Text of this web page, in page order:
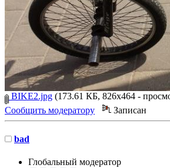
BIKE2.jpg (173.61 КБ, 826x464 -
Сообщить модератору
Записан
bad
Глобальный модератор